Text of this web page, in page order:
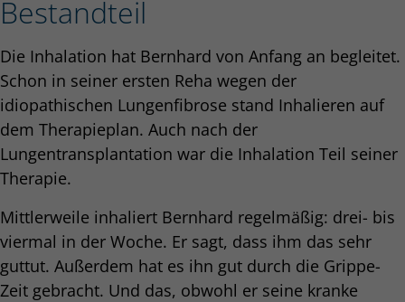
Bestandteil
Die Inhalation hat Bernhard von Anfang an begleitet.
Schon in seiner ersten Reha wegen der
idiopathischen Lungenfibrose stand Inhalieren auf
dem Therapieplan. Auch nach der
Lungentransplantation war die Inhalation Teil seiner
Therapie.
Mittlerweile inhaliert Bernhard regelmäßig: drei- bis
viermal in der Woche. Er sagt, dass ihm das sehr
guttut. Außerdem hat es ihn gut durch die Grippe-
Zeit gebracht. Und das, obwohl er seine kranke